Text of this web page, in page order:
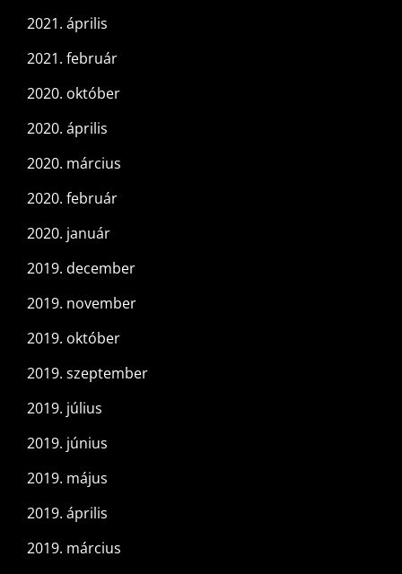
2021. április
2021. február
2020. október
2020. április
2020. március
2020. február
2020. január
2019. december
2019. november
2019. október
2019. szeptember
2019. július
2019. június
2019. május
2019. április
2019. március